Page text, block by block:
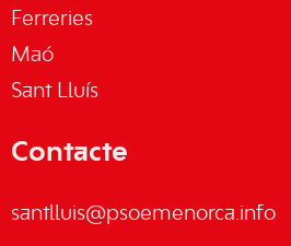
Ferreries
Maó
Sant Lluís
Contacte
santlluis@psoemenorca.info